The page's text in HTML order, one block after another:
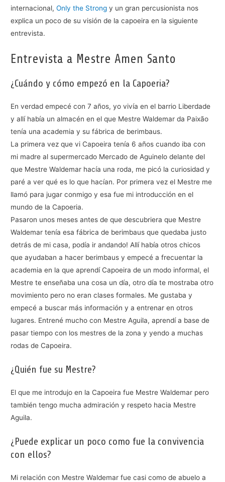
internacional,Only the Strong y un gran percusionista nos
explica un poco de su visión de la capoeira en la siguiente
entrevista.
Entrevista a Mestre Amen Santo
¿Cuándo y cómo empezó en la Capoeria?
En verdad empecé con 7 años, yo vivía en el barrio Liberdade
y allí había un almacén en el que Mestre Waldemar da Paixão
tenía una academia y su fábrica de berimbaus.
La primera vez que vi Capoeira tenía 6 años cuando iba con
mi madre al supermercado Mercado de Aguinelo delante del
que Mestre Waldemar hacía una roda, me picó la curiosidad y
paré a ver qué es lo que hacían. Por primera vez el Mestre me
llamó para jugar conmigo y esa fue mi introducción en el
mundo de la Capoeria.
Pasaron unos meses antes de que descubriera que Mestre
Waldemar tenía esa fábrica de berimbaus que quedaba justo
detrás de mi casa, podía ir andando! Allí había otros chicos
que ayudaban a hacer berimbaus y empecé a frecuentar la
academia en la que aprendí Capoeira de un modo informal, el
Mestre te enseñaba una cosa un día, otro día te mostraba otro
movimiento pero no eran clases formales. Me gustaba y
empecé a buscar más información y a entrenar en otros
lugares. Entrené mucho con Mestre Aguila, aprendí a base de
pasar tiempo con los mestres de la zona y yendo a muchas
rodas de Capoeira.
¿Quién fue su Mestre?
El que me introdujo en la Capoeira fue Mestre Waldemar pero
también tengo mucha admiración y respeto hacia Mestre
Aguila.
¿Puede explicar un poco como fue la convivencia
con ellos?
Mi relación con Mestre Waldemar fue casi como de abuelo a